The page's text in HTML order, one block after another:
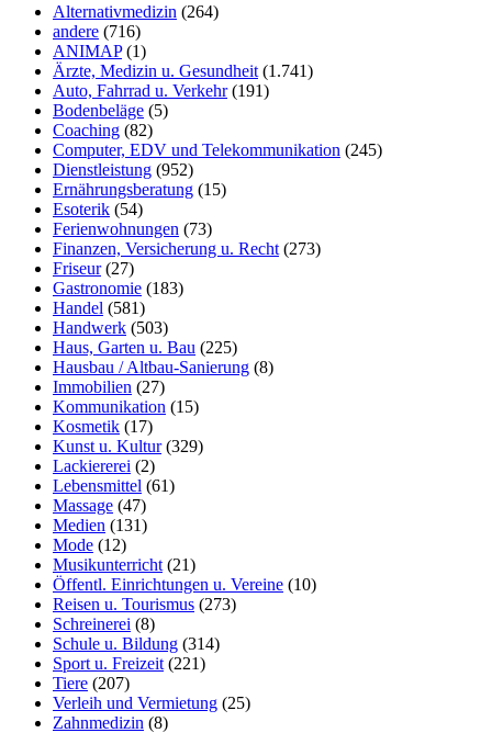
Alternativmedizin (264)
andere (716)
ANIMAP(1)
Ärzte, Medizin u. Gesundheit (1.741)
Auto, Fahrrad u. Verkehr(191)
Bodenbeläge (5)
Coaching (82)
Computer, EDV und Telekommunikation (245)
Dienstleistung (952)
Ernährungsberatung (15)
Esoterik (54)
Ferienwohnungen (73)
Finanzen, Versicherung u. Recht (273)
Friseur(27)
Gastronomie (183)
Handel (581)
Handwerk (503)
Haus, Garten u. Bau (225)
Hausbau / Altbau-Sanierung (8)
Immobilien (27)
Kommunikation (15)
Kosmetik (17)
Kunst u. Kultur(329)
Lackiererei (2)
Lebensmittel (61)
Massage (47)
Medien (131)
Mode (12)
Musikunterricht (21)
Öffentl. Einrichtungen u. Vereine (10)
Reisen u. Tourismus (273)
Schreinerei (8)
Schule u. Bildung (314)
Sport u. Freizeit (221)
Tiere (207)
Verleih und Vermietung (25)
Zahnmedizin (8)